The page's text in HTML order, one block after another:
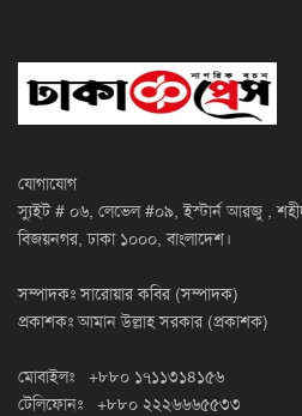
যোগাযোগ
স্যুইট # ০৬, লেভেল #০৯, ইস্টার্ন আরজু ,
বিজয়নগর, ঢাকা ১০০০, বাংলাদেশ।
সম্পাদকঃ সারোয়ার কবির (সম্পাদক)
প্রকাশকঃ আমান উল্লাহ সরকার (প্রকাশক)
মোবাইলঃ +৮৮০ ১৭১১৩১৪১৫৬
টেলিফোনঃ +৮৮০ ২২২৬৬৬৫৫৩৩